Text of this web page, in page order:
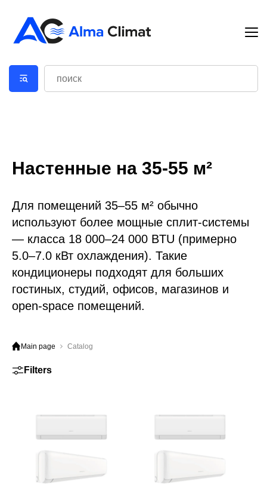
Настенные на 35-55 м²
Для помещений 35–55 м² обычно
используют более мощные сплит-системы
— класса 18 000–24 000 BTU (примерно
5.0–7.0 кВт охлаждения). Такие
кондиционеры подходят для больших
гостиных, студий, офисов, магазинов и
open-space помещений.
Main page Catalog
Filters